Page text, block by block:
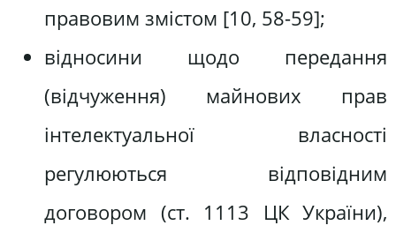
правовим змістом [10, 58-59];
відносини щодо передання
(відчуження) майнових прав
інтелектуальної власності
регулюються відповідним
договором (ст. 1113 ЦК України),